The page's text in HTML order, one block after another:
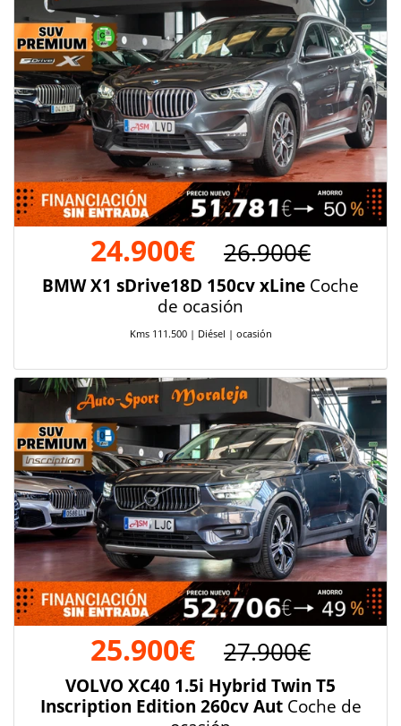
24.900€ 26.900€
BMW X1 sDrive18D 150cv xLine Coche
de ocasión
Kms 111.500 | Diésel | ocasión
25.900€ 27.900€
VOLVO XC40 1.5i Hybrid Twin T5
Inscription Edition 260cv AutCoche de